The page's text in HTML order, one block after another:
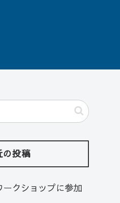
の投稿
クショップに参加